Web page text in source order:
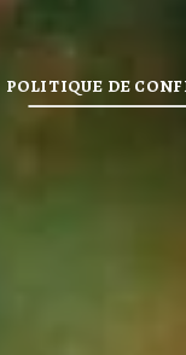
POLITIQUE DE